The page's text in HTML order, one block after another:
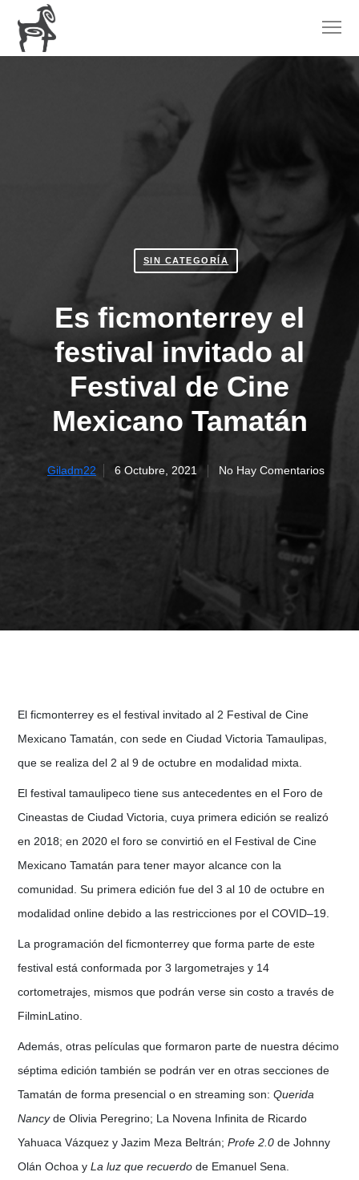
SIN CATEGORÍA
Es ficmonterrey el
festival invitado al
Festival de Cine
Mexicano Tamatán
Giladm22 6 Octubre, 2021 No Hay Comentarios
El ficmonterrey es el festival invitado al 2 Festival de Cine
Mexicano Tamatán, con sede en Ciudad Victoria Tamaulipas,
que se realiza del 2 al 9 de octubre en modalidad mixta.
El festival tamaulipeco tiene sus antecedentes en el Foro de
Cineastas de Ciudad Victoria, cuya primera edición se realizó
en 2018; en 2020 el foro se convirtió en el Festival de Cine
Mexicano Tamatán para tener mayor alcance con la
comunidad. Su primera edición fue del 3 al 10 de octubre en
modalidad online debido a las restricciones por el COVID–19.
La programación del ficmonterrey que forma parte de este
festival está conformada por 3 largometrajes y 14
cortometrajes, mismos que podrán verse sin costo a través de
FilminLatino.
Además, otras películas que formaron parte de nuestra décimo
séptima edición también se podrán ver en otras secciones de
Tamatán de forma presencial o en streaming son:Querida
Nancyde Olivia Peregrino; La Novena Infinita de Ricardo
Yahuaca Vázquez y Jazim Meza Beltrán;Profe 2.0 de Johnny
Olán Ochoa yLa luz que recuerdo de Emanuel Sena.